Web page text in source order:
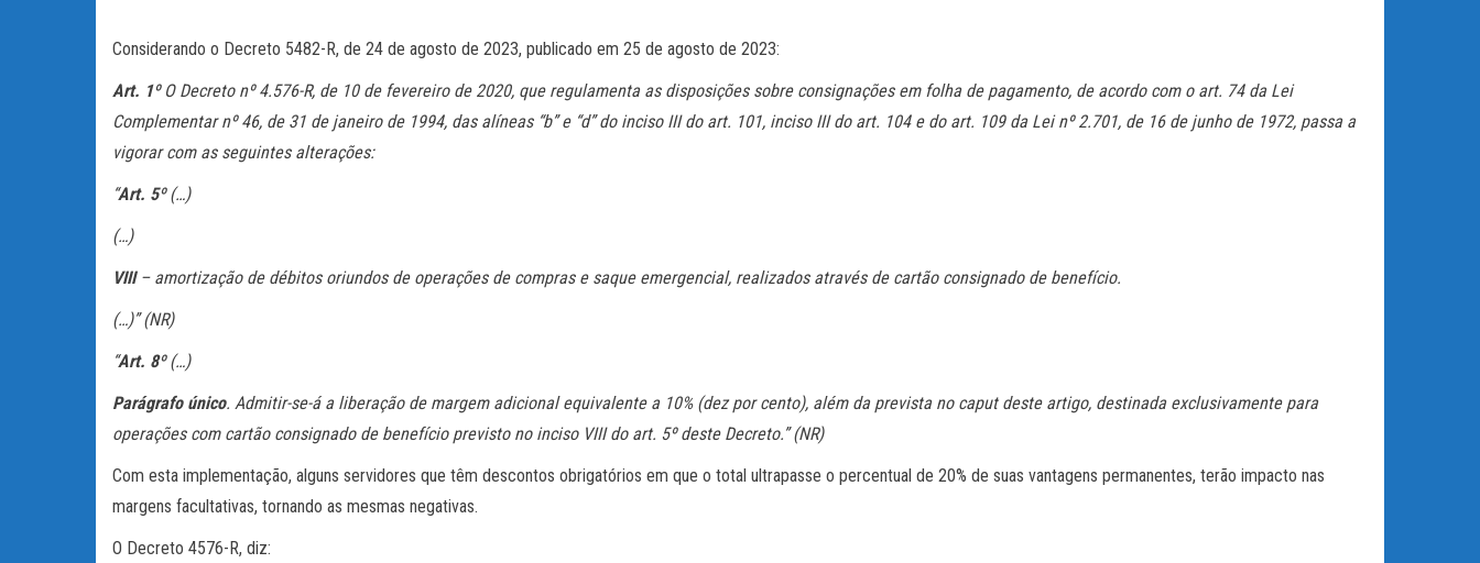
Considerando o Decreto 5482-R, de 24 de agosto de 2023, publicado em 25 de agosto de 2023:
Art. 1ºO Decreto nº 4.576-R, de 10 de fevereirode 2020, que regulamenta as disposições sobre consignações em folha de pagamento, de acordo com o art. 74 da Lei
Complementar nº 46, de 31 de janeirode 1994, das alíneas “b” e “d” do inciso III do art. 101, inciso III do art. 104 e do art. 109 da Lei nº 2.701, de 16 de junhode 1972, passa a
vigorar com as seguintes alterações:
“Art. 5º(…)
(…)
VIII– amortização de débitos oriundos de operações de compras e saque emergencial, realizados através de cartão consignado de benefício.
(…)” (NR)
“Art. 8º(…)
Parágrafo único. Admitir-se-á a liberação de margem adicional equivalente a 10% (dez por cento), além da prevista no caput deste artigo, destinada exclusivamente para
operações com cartão consignado de benefício previsto no inciso VIII do art. 5º deste Decreto.” (NR)
Com esta implementação, alguns servidores que têm descontos obrigatórios em que o total ultrapasse o percentual de 20% de suas vantagens permanentes, terão impacto nas
margens facultativas, tornando as mesmas negativas.
O Decreto 4576-R, diz: